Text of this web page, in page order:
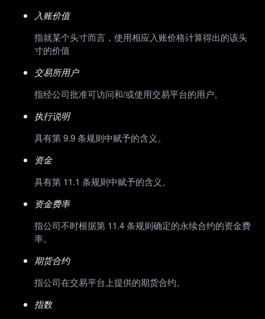
入账价值
指就某个头寸而言，使用相应入账价格计算得出的该头
寸的价值
交易所用户
指经公司批准可访问和/或使用交易平台的用户。
执行说明
具有第 9.9 条规则中赋予的含义。
资金
具有第 11.1 条规则中赋予的含义。
资金费率
指公司不时根据第 11.4 条规则确定的永续合约的资金费
率。
期货合约
指公司在交易平台上提供的期货合约。
指数